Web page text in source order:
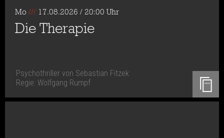
Mo /// 17.08.2026 / 20:00 Uhr
Die Therapie
Psychothriller von Sebastian Fitzek
Regie: Wolfgang Rumpf